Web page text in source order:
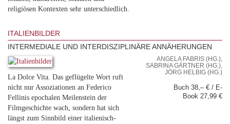
religiösen Kontexten sehr unterschiedlich.
ITALIENBILDER
INTERMEDIALE UND INTERDISZIPLINÄRE ANNÄHERUNGEN
La Dolce Vita. Das geflügelte Wort ruft
nicht nur Assoziationen an Federico
Fellinis epochalen Meilenstein der
Filmgeschichte wach, sondern hat sich
längst zum Sinnbild einer italienisch-
ANGELA FABRIS (HG.),
SABRINA GÄRTNER (HG.),
JÖRG HELBIG (HG.)
Buch 38,– € / E-
Book 27,99 €